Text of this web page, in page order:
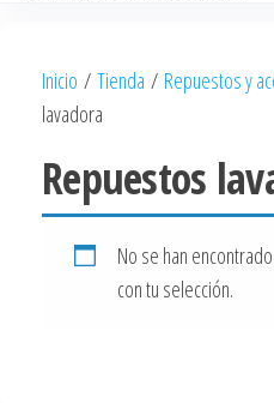
Inicio / Tienda / Repuestos y
lavadora
Repuestos
No se han
con tu selección.